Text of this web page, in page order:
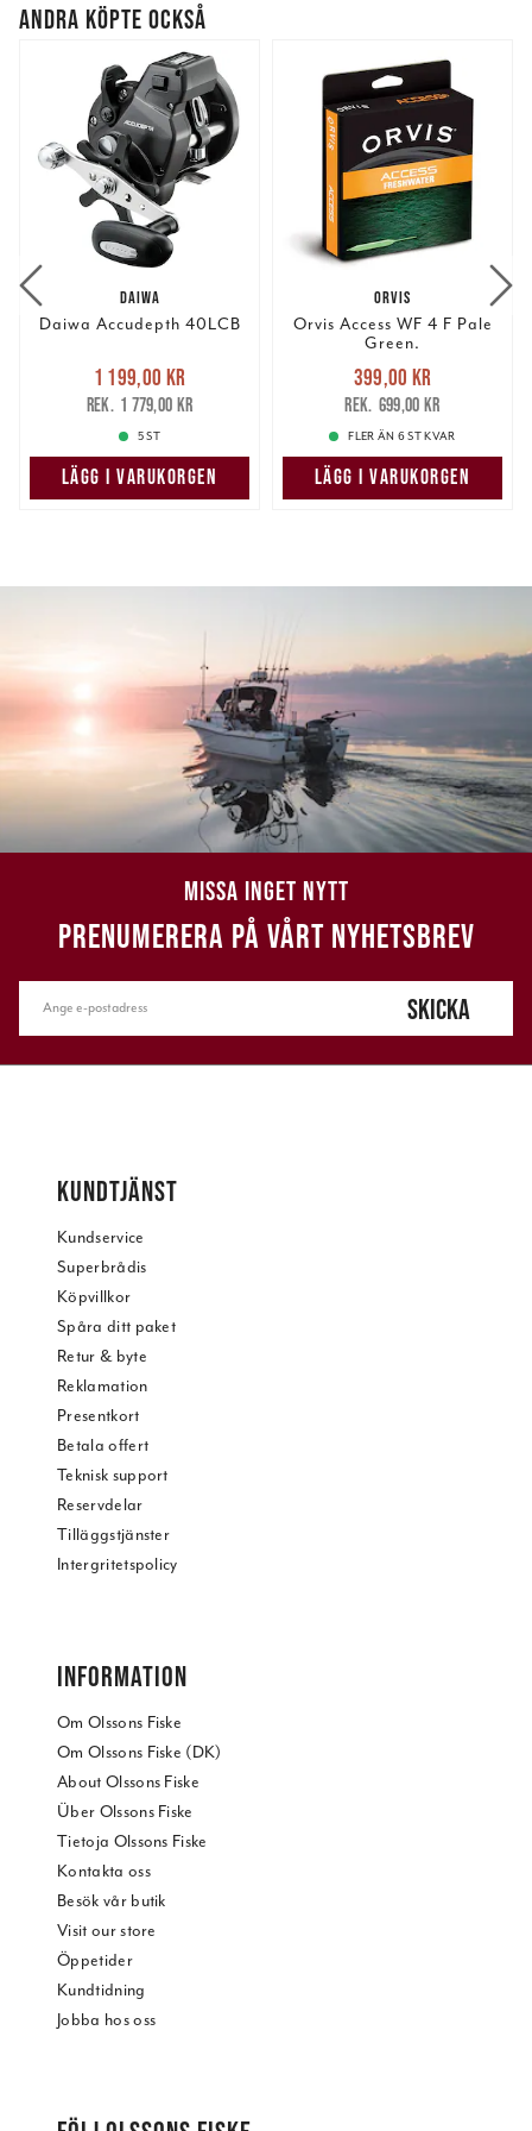
ANDRA KÖPTE OCKSÅ
DAIWA
Daiwa Accudepth 40LCB
Nuvarande pris
1 199,00 krTidigare pris
1 779,00 kr
1 199,00 kr
1 779,00 kr
5 ST
LÄGG I VARUKORGEN
ORVIS
Orvis Access WF 4 F Pale
Green.
Nuvarande pris
399,00 krTidigare pris
699,00 kr
399,00 kr
699,00 kr
FLER ÄN 6 ST KVAR
LÄGG I VARUKORGEN
MISSA INGET NYTT
PRENUMERERA PÅ VÅRT NYHETSBREV
SKICKA
KUNDTJÄNST
Kundservice
Superbrådis
Köpvillkor
Spåra ditt paket
Retur & byte
Reklamation
Presentkort
Betala offert
Teknisk support
Reservdelar
Tilläggstjänster
Intergritetspolicy
INFORMATION
Om Olssons Fiske
Om Olssons Fiske (DK)
About Olssons Fiske
Über Olssons Fiske
Tietoja Olssons Fiske
Kontakta oss
Besök vår butik
Visit our store
Öppetider
Kundtidning
Jobba hos oss